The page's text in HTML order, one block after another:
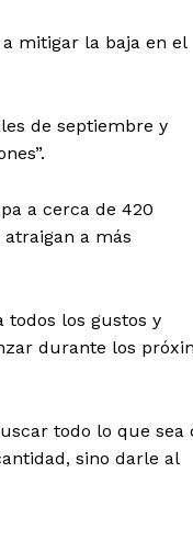
mitigar la baja en el
de septiembre y
a cerca de 420
a más
todos los gustos y
durante los
todo lo que sea
sino darle al